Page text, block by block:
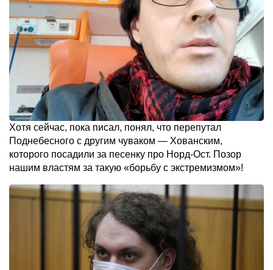
Хотя сейчас, пока писал, понял, что перепутал
Поднебесного с другим чуваком — Хованским,
которого посадили за песенку про Норд-Ост. Позор
нашим властям за такую «борьбу с экстремизмом»!